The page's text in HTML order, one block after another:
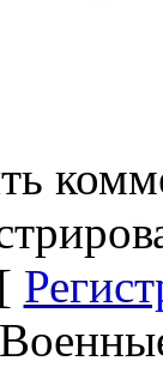
[